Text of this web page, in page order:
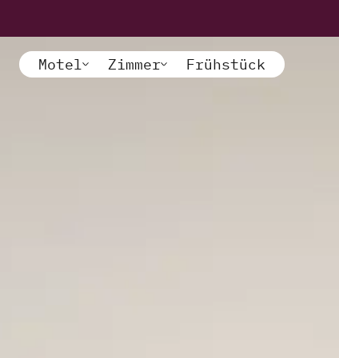
Motel Zimmer Frühstück